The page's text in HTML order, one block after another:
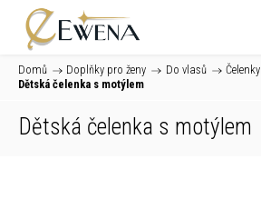
Domů / Doplňky pro ženy / Do vlasů / Čelenky
Dětská čelenka s motýlem
Dětská čelenka s motýlem